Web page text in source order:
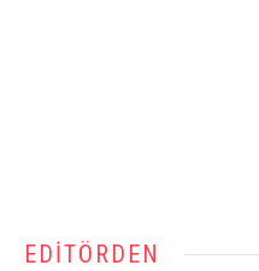
EDITÖRDEN